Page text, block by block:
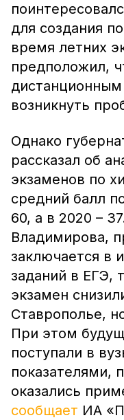
для создания
время летних
предположил,
возникнуть
Однако
рассказал об
экзаменов по
средний балл
60, а в 2020 –
Владимирова,
заключается в
заданий в ЕГЭ,
экзамен
Ставрополье,
При этом
поступали в
показателями,
оказались
сообщает ИА